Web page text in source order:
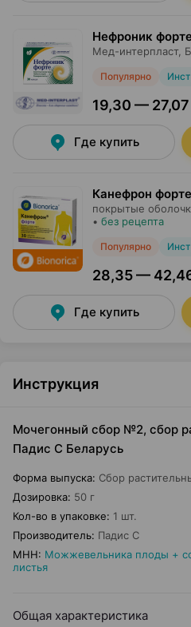
Нефроник
Мед-интерпласт,
Популярно
19,30 — 27,07
Где купить
Канефрон
покрытые
• без рецепта
Популярно
28,35 —
Где купить
Инструкция
Мочегонный сбор №2, сбор
Падис С Беларусь
Форма выпуска: Сбор
Дозировка: 50 г
Кол-во в упаковке: 1 шт.
Производитель: Падис С
МНН: Можжевельника плоды +
листья
Общая характеристика